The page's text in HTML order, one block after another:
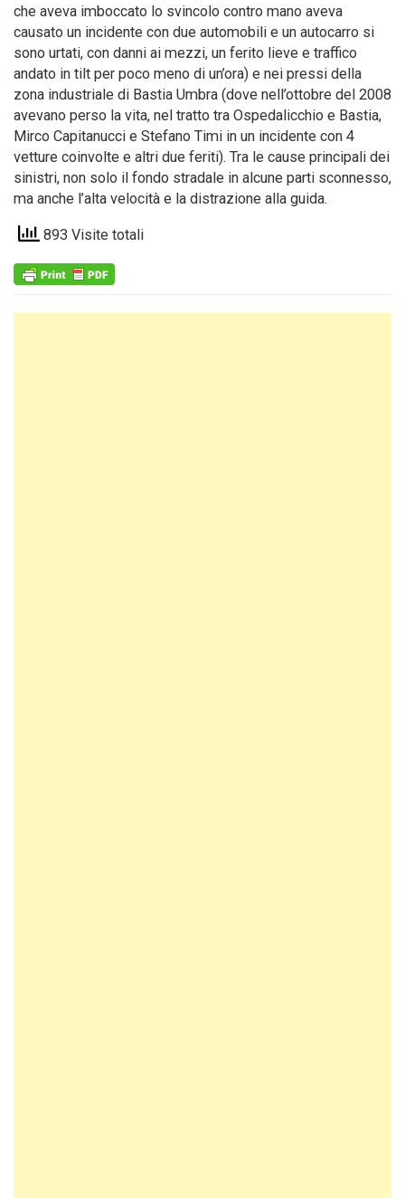
che aveva imboccato lo svincolo contro mano aveva
causato un incidente con due automobili e un autocarro si
sono urtati, con danni ai mezzi, un ferito lieve e traffico
andato in tilt per poco meno di un’ora) e nei pressi della
zona industriale di Bastia Umbra (dove nell’ottobre del 2008
avevano perso la vita, nel tratto tra Ospedalicchio e Bastia,
Mirco Capitanucci e Stefano Timi in un incidente con 4
vetture coinvolte e altri due feriti). Tra le cause principali dei
sinistri, non solo il fondo stradale in alcune parti sconnesso,
ma anche l’alta velocità e la distrazione alla guida.
893 Visite totali